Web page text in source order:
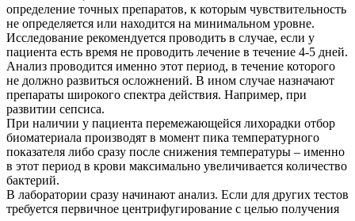
определение точных препаратов, к которым чувствительность
не определяется или находится на минимальном уровне.
Исследование рекомендуется проводить в случае, если у
пациента есть время не проводить лечение в течение 4-5 дней.
Анализ проводится именно этот период, в течение которого
не должно развиться осложнений. В ином случае назначают
препараты широкого спектра действия. Например, при
развитии сепсиса.
При наличии у пациента перемежающейся лихорадки отбор
биоматериала производят в момент пика температурного
показателя либо сразу после снижения температуры – именно
в этот период в крови максимально увеличивается количество
бактерий.
В лаборатории сразу начинают анализ. Если для других тестов
требуется первичное центрифугирование с целью получения